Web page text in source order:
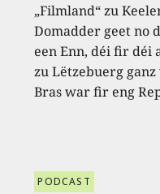
„Filmland“ zu
Domadder geet no
een Enn, déi fir déi
zu Lëtzebuerg
Bras war fir eng
PODCAST